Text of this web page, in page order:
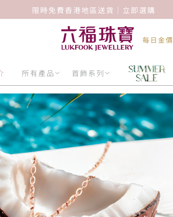
限時免費香港地區送貨｜立即選購
每日金價
所有產品 首飾系列